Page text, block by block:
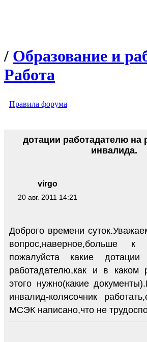
/ Образование и
Работа
Правила форума
virgo
20 авг. 2011 14:21
дотации работадателю на
инвалида.
Доброго времени
вопрос,наверное,больше к
пожалуйста какие дотации
работадателю,как и в каком
этого нужно(какие
инвалид-колясочник
МСЭК написано,что не